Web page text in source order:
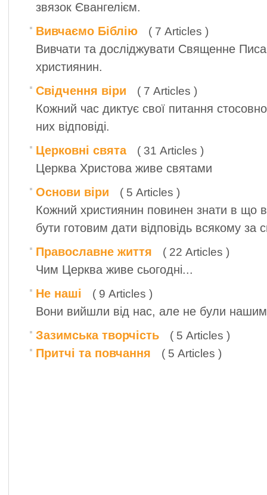
звязок Євангелієм.
Вивчаємо Біблію
( 7 Articles )
Вивчати та досліджувати Священне
християнин.
Свідчення віри
( 7 Articles )
Кожний час диктує свої питання
них відповіді.
Церковні свята
( 31 Articles )
Церква Христова живе святами
Основи віри
( 5 Articles )
Кожний християнин повинен знати в що
бути готовим дати відповідь всякому за
Православне життя
( 22 Articles )
Чим Церква живе сьогодні...
Не наші
( 9 Articles )
Вони вийшли від нас, але не були
Зазимська творчість
( 5 Articles )
Притчі та повчання ( 5 Articles )